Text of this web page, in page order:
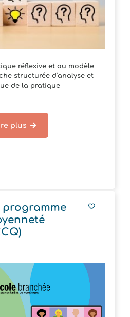
réflexive et au modèle
structurée d’analyse et
de la pratique
plus